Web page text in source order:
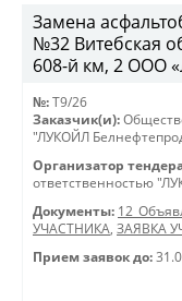
Замена
№32 Витебская
608-й км, 2 ООО
№: T9/26
Заказчик(и):
"ЛУКОЙЛ
Организатор
ответственностью
Документы:
УЧАСТНИКА, ЗАЯВКА
Прием заявок до: